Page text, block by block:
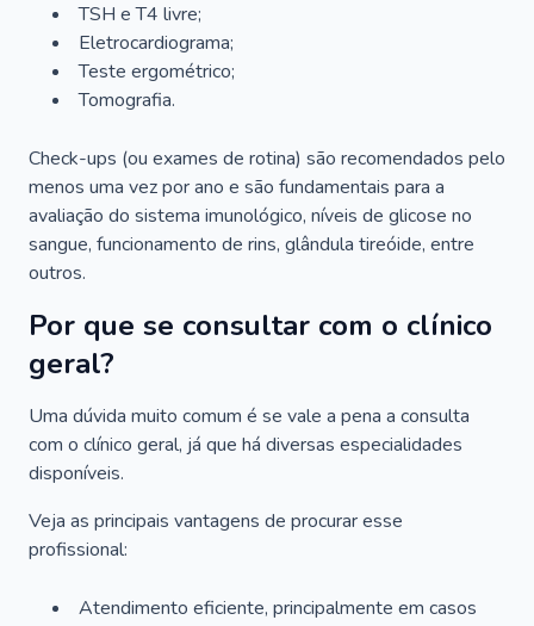
TSH e T4 livre;
Eletrocardiograma;
Teste ergométrico;
Tomografia.
Check-ups (ou exames de rotina) são recomendados pelo
menos uma vez por ano e são fundamentais para a
avaliação do sistema imunológico, níveis de glicose no
sangue, funcionamento de rins, glândula tireóide, entre
outros.
Por que se consultar com o clínico
geral?
Uma dúvida muito comum é se vale a pena a consulta
com o clínico geral, já que há diversas especialidades
disponíveis.
Veja as principais vantagens de procurar esse
profissional:
Atendimento eficiente, principalmente em casos